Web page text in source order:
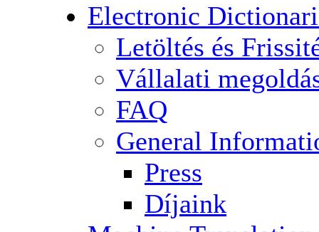
Electronic
Letöltés és
Vállalati
FAQ
General
Press
Díjaink